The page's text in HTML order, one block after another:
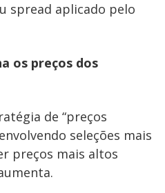
spread aplicado pelo
os preços dos
de “preços
seleções mais
preços mais altos